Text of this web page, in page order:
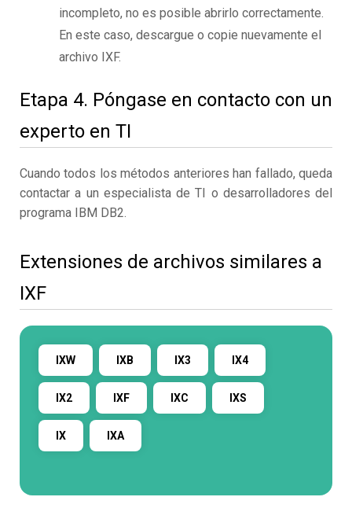
incompleto, no es posible abrirlo correctamente.
En este caso, descargue o copie nuevamente el
archivo IXF.
Etapa 4. Póngase en contacto con un
experto en TI
Cuando todos los métodos anteriores han fallado, queda
contactar a un especialista de TI o desarrolladores del
programa IBM DB2.
Extensiones de archivos similares a
IXF
IXW IXB IX3 IX4
IX2 IXF IXC IXS
IX IXA